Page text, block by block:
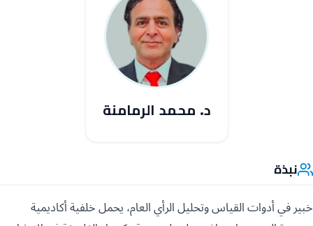
د. محمد الرمامنة
نبذة
خبير في أدوات القياس وتحليل الرأي العام، يحمل خلفية أكاديمية